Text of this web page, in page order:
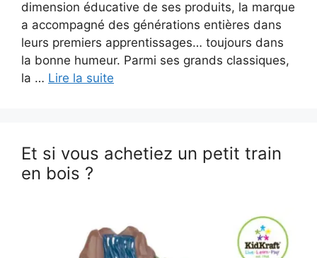
dimension éducative de ses produits, la marque
a accompagné des générations entières dans
leurs premiers apprentissages… toujours dans
la bonne humeur. Parmi ses grands classiques,
la … Lire la suite
Et si vous achetiez un petit train
en bois ?